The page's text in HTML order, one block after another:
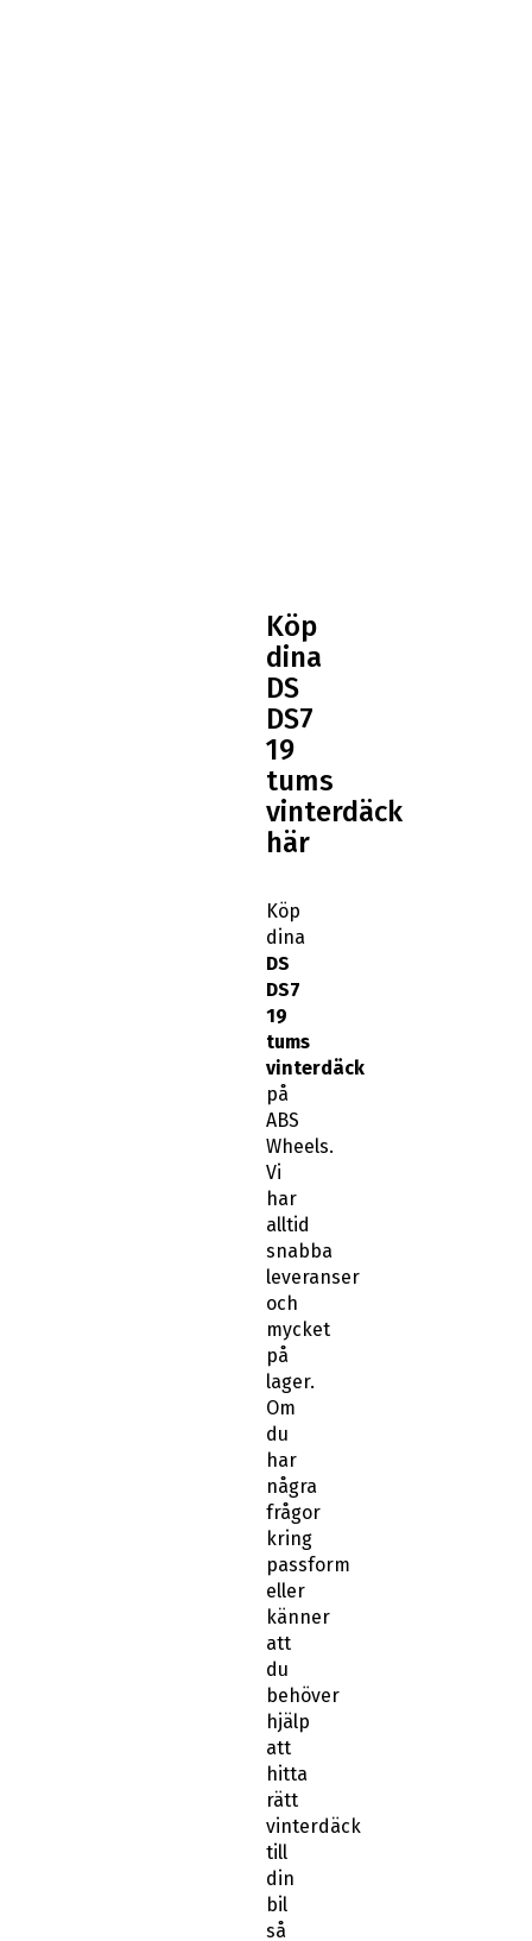
dina
DS
DS7
19
tums
vinterdäck
här
dina
DS
DS7
19
tums
vinterdäck
på
ABS
Wheels.
Vi
har
alltid
snabba
leveranser
och
mycket
på
lager.
Om
du
har
några
frågor
kring
passform
eller
känner
att
du
behöver
hjälp
att
hitta
rätt
vinterdäck
till
din
bil
så
tveka